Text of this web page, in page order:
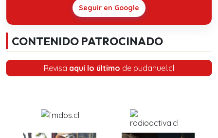
Seguir en Google
CONTENIDO PATROCINADO
Revisa aquí lo último de pudahuel.cl